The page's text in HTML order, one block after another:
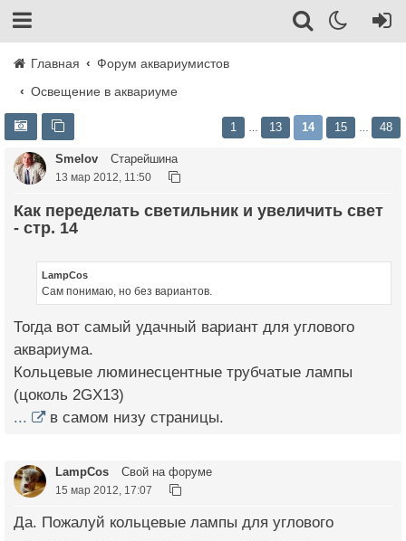
Главная
Форум аквариумистов
Освещение в аквариуме
1 13 14 15 48
Smelov Старейшина
13 мар 2012, 11:50
Как переделать светильник и увеличить свет
- стр. 14
LampCos
Сам понимаю, но без вариантов.
Тогда вот самый удачный вариант для углового
аквариума.
Кольцевые люминесцентные трубчатые лампы
(цоколь 2GX13)
...
в самом низу страницы.
LampCos Свой на форуме
15 мар 2012, 17:07
Да. Пожалуй кольцевые лампы для углового